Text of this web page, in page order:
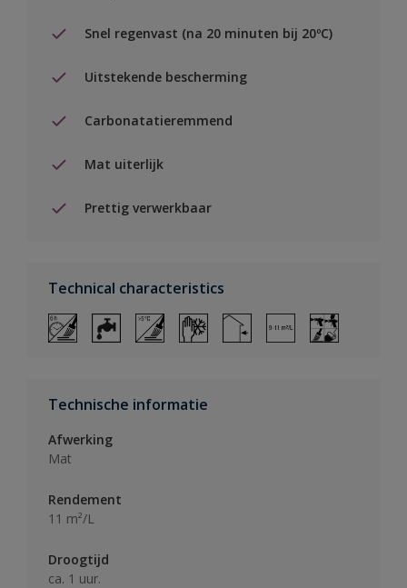
Snel regenvast (na 20 minuten bij 20ºC)
Uitstekende bescherming
Carbonatatieremmend
Mat uiterlijk
Prettig verwerkbaar
Technical characteristics
Technische informatie
Afwerking
Mat
Rendement
11 m²/L
Droogtijd
ca. 1 uur.